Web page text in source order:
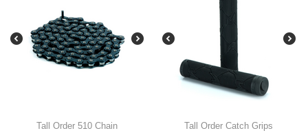
Tall Order 510 Chain Tall Order Catch Grips